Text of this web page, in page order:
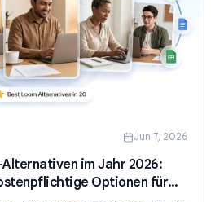
Jun 7, 2026
im Jahr 2026:
Optionen für